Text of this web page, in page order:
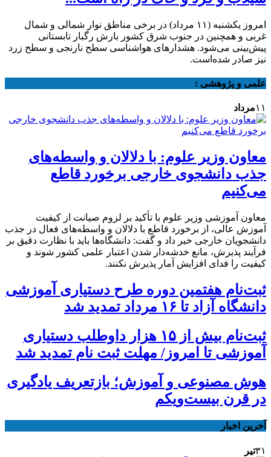
امروز یکشنبه (۱۱ مرداد) در برخی مناطق نوار شمالی و شمال
غربی و همچنین در جنوب شرق کشور بارش رگبار تابستانی
پیش‌بینی می‌شود. هشدارهای هواشناسی سطح نارنجی و سطح زرد
نیز صادر شده‌است.
علمی و پژوهشی :
۱۱مرداد
معاون وزیر علوم: با دلالان و واسطه‌های
جذب دانشجوی خارجی برخورد قاطع
می‌کنیم
معاون آموزشی وزیر علوم با تأکید بر لزوم صیانت از کیفیت
آموزش عالی، از برخورد قاطع با دلالان و واسطه‌های فعال در جذب
دانشجویان خارجی خبر داد و گفت: دانشگاه‌ها باید با نظارت دقیق بر
فرآیند پذیرش، مانع خدشه‌دار شدن اعتبار علمی کشور شوند و
کیفیت را فدای افزایش آمار پذیرش نکنند.
ثبت‌نام هفتمین دوره طرح دستیاری آموزشی
دانشگاه آزاد تا ۱۶ مرداد تمدید شد
ثبت‌نام بیش از ۱۵ هزار داوطلب دستیاری
آموزشی تا امروز/ مهلت ثبت نام تمدید شد
هوش مصنوعی و آموزش؛ بازتعریف یادگیری
در قرن بیست‌ویکم
آخرین اخبار
۳۱تیر